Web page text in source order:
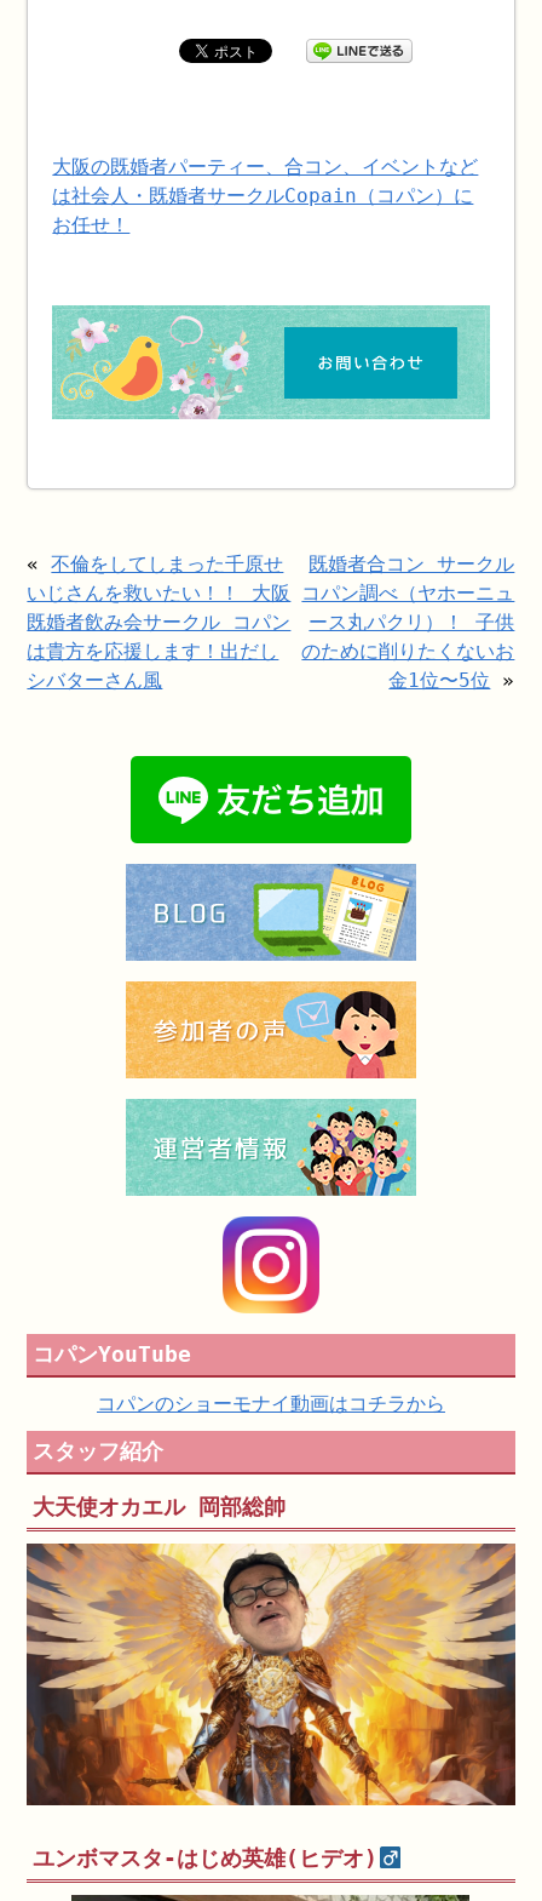
大阪の既婚者パーティー、合コン、イベントなど
は社会人・既婚者サークルCopain（コパン）に
お任せ！
«不倫をしてしまった千原せ
いじさんを救いたい！！ 大阪
既婚者飲み会サークル コパン
は貴方を応援します！出だし
シバターさん風
既婚者合コン サークル
コパン調べ（ヤホーニュ
ース丸パクリ）！ 子供
のために削りたくないお
金1位〜5位 »
コパンYouTube
コパンのショーモナイ動画はコチラから
スタッフ紹介
大天使オカエル 岡部総帥
ユンボマスタ-はじめ英雄(ヒデオ)